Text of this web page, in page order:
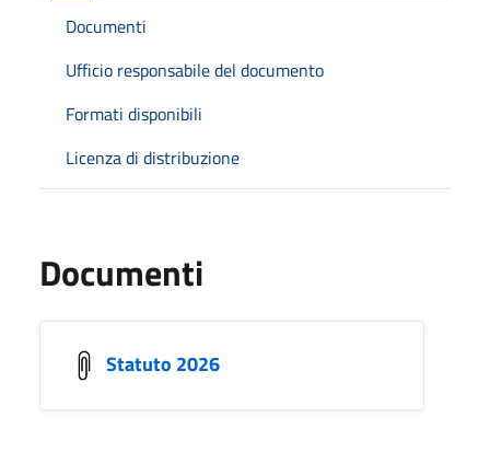
Documenti
Ufficio responsabile del documento
Formati disponibili
Licenza di distribuzione
Documenti
Statuto 2026